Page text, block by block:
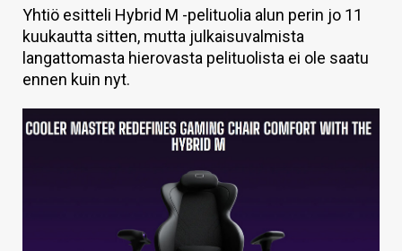
HINTA.FI
KAUPPA
VAIHDA TEEMA
Yhtiö esitteli Hybrid M -pelituolia alun perin jo 11
kuukautta sitten, mutta julkaisuvalmista
langattomasta hierovasta pelituolista ei ole saatu
ennen kuin nyt.